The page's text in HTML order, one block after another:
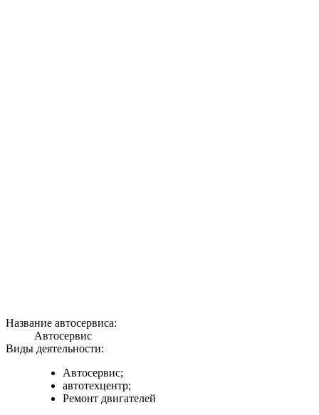
Название автосервиса:
Автосервис
Виды деятельности:
Автосервис;
автотехцентр;
Ремонт двигателей